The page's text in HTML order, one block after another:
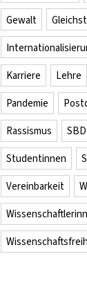
Gewalt
Karriere Lehre
Pandemie
Rassismus
Studentinnen
Vereinbarkeit